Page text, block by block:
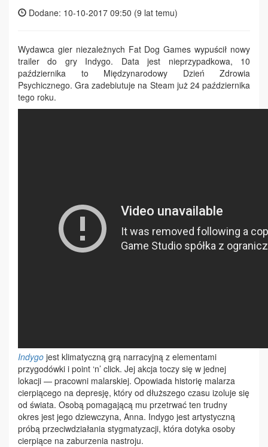
Dodane: 10-10-2017 09:50 (9 lat temu)
Wydawca gier niezależnych Fat Dog Games wypuścił nowy
trailer do gry Indygo. Data jest nieprzypadkowa, 10
października to Międzynarodowy Dzień Zdrowia
Psychicznego. Gra zadebiutuje na Steam już 24 października
tego roku.
Indygo jest klimatyczną grą narracyjną z elementami
przygodówki i point ‘n’ click. Jej akcja toczy się w jednej
lokacji — pracowni malarskiej. Opowiada historię malarza
cierpiącego na depresję, który od dłuższego czasu izoluje się
od świata. Osobą pomagającą mu przetrwać ten trudny
okres jest jego dziewczyna, Anna. Indygo jest artystyczną
próbą przeciwdziałania stygmatyzacji, która dotyka osoby
cierpiące na zaburzenia nastroju.